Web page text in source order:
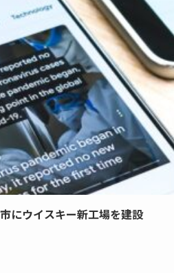
にウイスキー新工場を建設